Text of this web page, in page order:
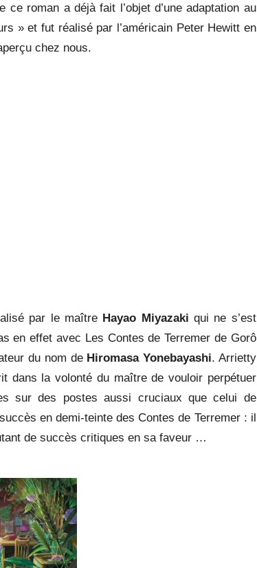
ce roman a déjà fait l’objet d’une adaptation au
» et fut réalisé par l’américain Peter Hewitt en
chez nous.
par le maître Hayao Miyazaki qui ne s’est
en effet avec Les Contes de Terremer de Gorô
du nom de Hiromasa Yonebayashi. Arrietty
dans la volonté du maître de vouloir perpétuer
sur des postes aussi cruciaux que celui de
en demi-teinte des Contes de Terremer : il
de succès critiques en sa faveur …